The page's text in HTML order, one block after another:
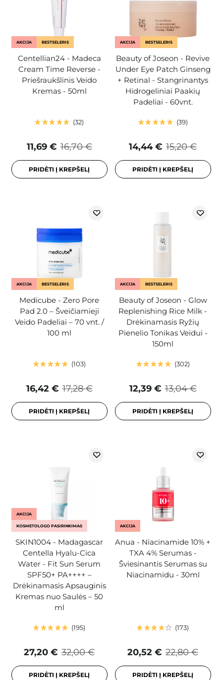
AKCIJA BESTSELERIS
Centellian24 - Madeca
Cream Time Reverse -
Priešraukšlinis Veido
Kremas - 50ml
32
16,70 €
11,69 €
PRIDĖTI Į KREPŠELĮ
AKCIJA BESTSELERIS
Beauty of Joseon - Revive
Under Eye Patch Ginseng
+ Retinal - Stangrinantys
Hidrogeliniai Paakių
Padeliai - 60vnt.
39
15,20 €
14,44 €
PRIDĖTI Į KREPŠELĮ
AKCIJA BESTSELERIS
Medicube - Zero Pore
Pad 2.0 – Šveičiamieji
Veido Padeliai – 70 vnt. /
100 ml
103
17,28 €
16,42 €
PRIDĖTI Į KREPŠELĮ
AKCIJA BESTSELERIS
Beauty of Joseon - Glow
Replenishing Rice Milk -
Drėkinamasis Ryžių
Pienelio Tonikas Veidui -
150ml
302
13,04 €
12,39 €
PRIDĖTI Į KREPŠELĮ
AKCIJA
KOSMETOLOGO PASIRINKIMAS
SKIN1004 - Madagascar
Centella Hyalu-Cica
Water - Fit Sun Serum
SPF50+ PA++++ –
Drėkinamasis Apsauginis
Kremas nuo Saulės – 50
ml
195
32,00 €
27,20 €
PRIDĖTI Į KREPŠELĮ
AKCIJA
Anua - Niacinamide 10% +
TXA 4% Serumas -
Šviesinantis Serumas su
Niacinamidu - 30ml
173
22,80 €
20,52 €
PRIDĖTI Į KREPŠELĮ